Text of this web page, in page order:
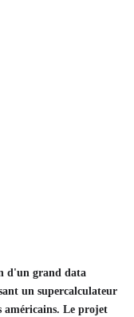
d'un grand data
un supercalculateur
américains. Le projet